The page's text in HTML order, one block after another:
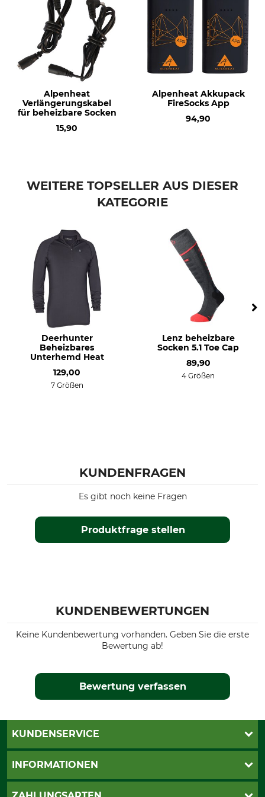
schwarz-grün
Sockengröße
S (36–38)
Alpenheat
Verlängerungskabel
für beheizbare Socken
15,90
Alpenheat Akkupack
FireSocks App
94,90
WEITERE TOPSELLER AUS DIESER
KATEGORIE
Deerhunter
Beheizbares
Unterhemd Heat
129,00
7 Größen
Lenz beheizbare
Socken 5.1 Toe Cap
89,90
4 Größen
KUNDENFRAGEN
Produktfrage stellen
Es gibt noch keine Fragen
KUNDENBEWERTUNGEN
Keine Kundenbewertung vorhanden. Geben Sie die erste
Bewertung ab!
Bewertung verfassen
KUNDENSERVICE
Live-Shopping
INFORMATIONEN
AGB